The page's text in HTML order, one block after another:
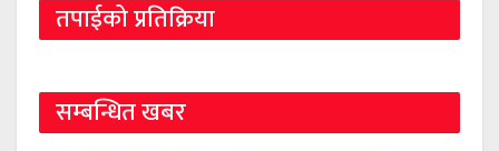
तपाईको प्रतिक्रिया
सम्बन्धित खबर